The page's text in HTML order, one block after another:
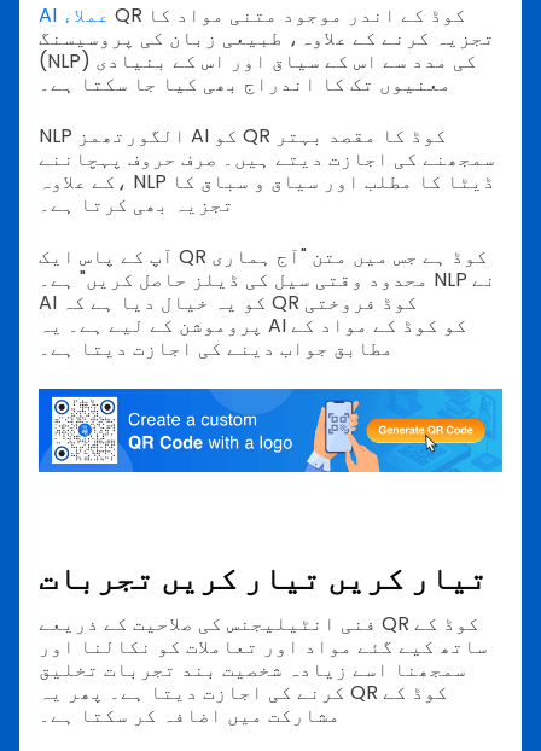
AI عملاء QR کوڈ کے اندر موجود متنی مواد کا
تجزیہ کرنے کے علاوہ، طبیعی زبان کی پروسیسنگ
(NLP) کی مدد سے اس کے سیاق اور اس کے بنیادی
معنیوں تک کا اندراج بھی کیا جا سکتا ہے۔
NLP الگورتھمز AI کو QR کوڈ کا مقصد بہتر
سمجھنے کی اجازت دیتے ہیں۔ صرف حروف پہچاننے
کے علاوہ، NLP ڈیٹا کا مطلب اور سیاق و سباق کا
تجزیہ بھی کرتا ہے۔
آپ کے پاس ایک QR کوڈ ہے جس میں متن "آج ہماری
محدود وقتی سیل کی ڈیلز حاصل کریں" ہے۔ NLP نے
AI کو یہ خیال دیا ہے کہ QR کوڈ فروختی
پروموشن کے لیے ہے۔ یہ AI کو کوڈ کے مواد کے
مطابق جواب دینے کی اجازت دیتا ہے۔
تیار کریں تیار کریں تجربات
فنی انٹیلیجنس کی صلاحیت کے ذریعے QR کوڈ کے
ساتھ کیے گئے مواد اور تعاملات کو نکالنا اور
سمجھنا اسے زیادہ شخصیت بند تجربات تخلیق
کرنے کی اجازت دیتا ہے۔ پھر یہ QR کوڈ کے
مشارکت میں اضافہ کر سکتا ہے۔